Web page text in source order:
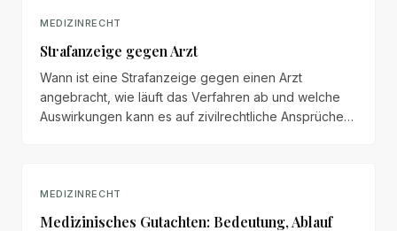
MEDIZINRECHT
Strafanzeige gegen Arzt
Wann ist eine Strafanzeige gegen einen Arzt
angebracht, wie läuft das Verfahren ab und welche
Auswirkungen kann es auf zivilrechtliche Ansprüche
MEDIZINRECHT
Medizinisches Gutachten: Bedeutung, Ablauf